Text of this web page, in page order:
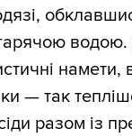
водою.
намети,
— так
разом із